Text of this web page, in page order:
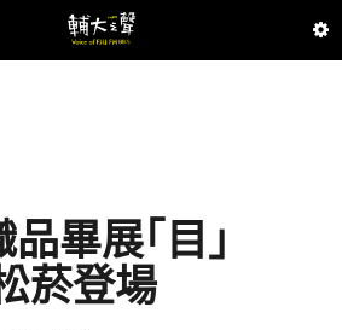
品畢展｢目」
菸登場